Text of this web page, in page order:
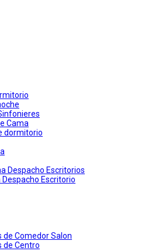
Cama
dormitorio
Despacho Escritorios
Despacho Escritorio
de Comedor Salon
de Centro